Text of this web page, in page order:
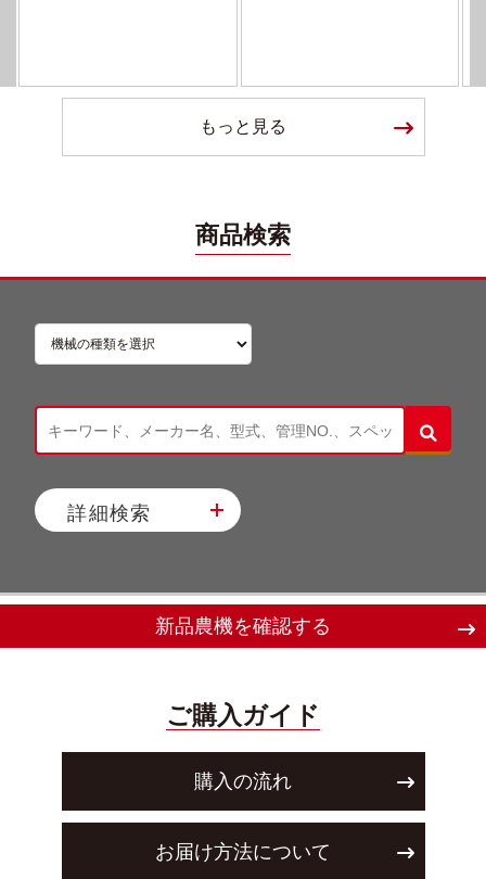
もっと見る
商品検索
詳細検索
新品農機を確認する
ご購入ガイド
購入の流れ
お届け方法について